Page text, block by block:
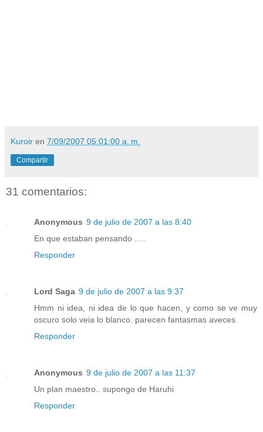
Kuroir en 7/09/2007 05:01:00 a. m.
Compartir
31 comentarios:
Anonymous 9 de julio de 2007 a las 8:40
En que estaban pensando .....
Responder
Lord Saga 9 de julio de 2007 a las 9:37
Hmm ni idea, ni idea de lo que hacen, y como se ve muy
oscuro solo veia lo blanco. parecen fantasmas aveces.
Responder
Anonymous 9 de julio de 2007 a las 11:37
Un plan maestro.. supongo de Haruhi
Responder